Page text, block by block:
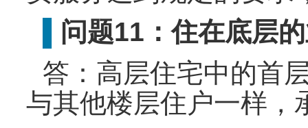
问题11：住在底层
答：高层住宅中的首
与其他楼层住户一样，